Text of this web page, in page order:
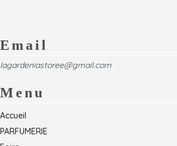
Email
lagardeniastoree@gmail.com
Menu
Accueil
PARFUMERIE